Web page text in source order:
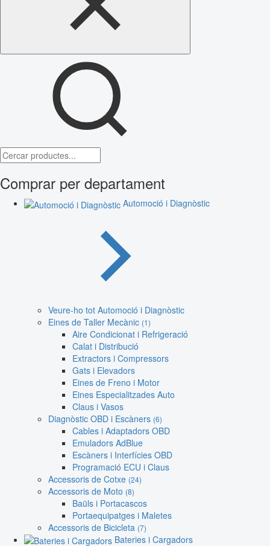
Comprar per departament
Automoció i Diagnòstic
Veure-ho tot Automoció i Diagnòstic
Eines de Taller Mecànic (1)
Aire Condicionat i Refrigeració
Calat i Distribució
Extractors i Compressors
Gats i Elevadors
Eines de Freno i Motor
Eines Especialitzades Auto
Claus i Vasos
Diagnòstic OBD i Escàners (6)
Cables i Adaptadors OBD
Emuladors AdBlue
Escàners i Interfícies OBD
Programació ECU i Claus
Accessoris de Cotxe (24)
Accessoris de Moto (8)
Baüls i Portacascos
Portaequipatges i Maletes
Accessoris de Bicicleta (7)
Bateries i Cargadors